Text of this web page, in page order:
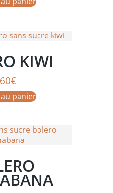
KIWI
€
panier